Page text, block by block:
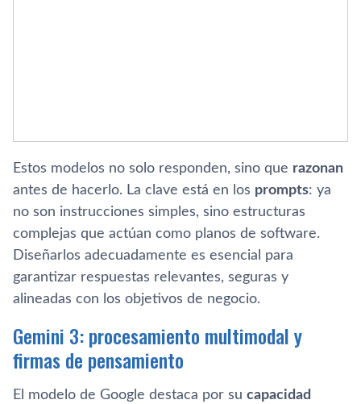
Estos modelos no solo responden, sino que razonan
antes de hacerlo. La clave está en los prompts: ya
no son instrucciones simples, sino estructuras
complejas que actúan como planos de software.
Diseñarlos adecuadamente es esencial para
garantizar respuestas relevantes, seguras y
alineadas con los objetivos de negocio.
Gemini 3: procesamiento multimodal y
firmas de pensamiento
El modelo de Google destaca por su capacidad